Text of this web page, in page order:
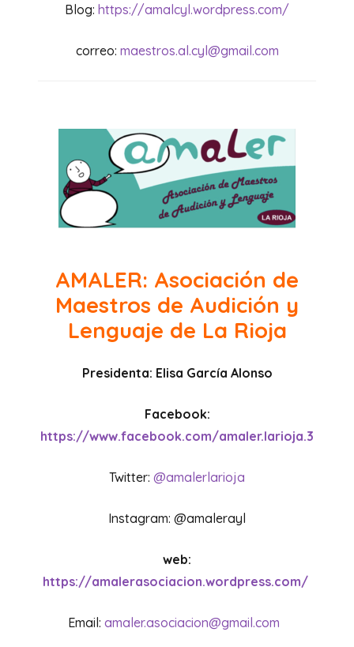
Blog: https://amalcyl.wordpress.com/
correo: maestros.al.cyl@gmail.com
AMALER: Asociación de
Maestros de Audición y
Lenguaje de La Rioja
Presidenta: Elisa García Alonso
Facebook:
https://www.facebook.com/amaler.larioja.3
Twitter: @amalerlarioja
Instagram: @amalerayl
web:
https://amalerasociacion.wordpress.com/
Email: amaler.asociacion@gmail.com